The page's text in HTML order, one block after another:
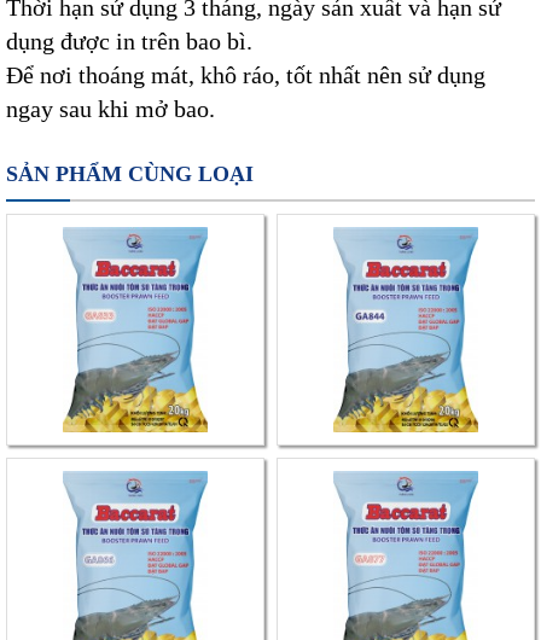
Thời hạn sử dụng 3 tháng, ngày sản xuất và hạn sử
dụng được in trên bao bì.
Để nơi thoáng mát, khô ráo, tốt nhất nên sử dụng
ngay sau khi mở bao.
SẢN PHẨM CÙNG LOẠI